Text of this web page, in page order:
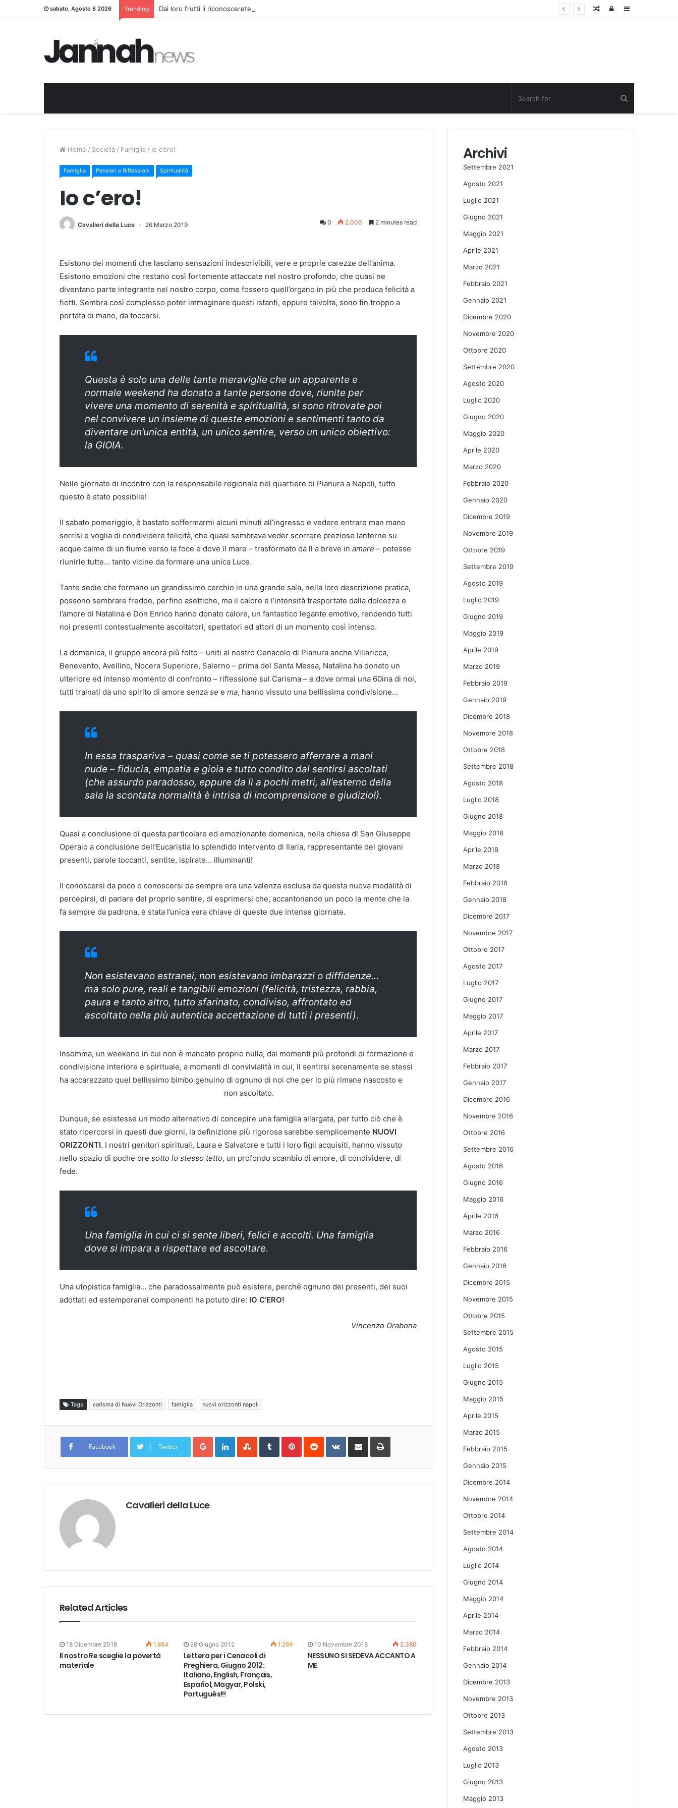
sabato, Agosto 8 2026 Trending Dai loro frutti li riconoscerete Sidebar
Log
Random
Home / Società / Famiglia / Io c’ero!
Famiglia Pensieri e Riflessioni Spiritualità
Io c’ero!
Cavalieri della Luce 26 Marzo 2019 0 2.006 2 minutes read
Esistono dei momenti che lasciano sensazioni indescrivibili, vere e proprie carezze dell’anima.
Esistono emozioni che restano così fortemente attaccate nel nostro profondo, che quasi ne
diventano parte integrante nel nostro corpo, come fossero quell’organo in più che produca felicità a
fiotti. Sembra così complesso poter immaginare questi istanti, eppure talvolta, sono fin troppo a
portata di mano, da toccarsi.
Questa è solo una delle tante meraviglie che un apparente e
normale weekend ha donato a tante persone dove, riunite per
vivere una momento di serenità e spiritualità, si sono ritrovate poi
nel convivere un insieme di queste emozioni e sentimenti tanto da
diventare un’unica entità, un unico sentire, verso un unico obiettivo:
la GIOIA.
Nelle giornate di incontro con la responsabile regionale nel quartiere di Pianura a Napoli, tutto
questo è stato possibile!
Il sabato pomeriggio, è bastato soffermarmi alcuni minuti all’ingresso e vedere entrare man mano
sorrisi e voglia di condividere felicità, che quasi sembrava veder scorrere preziose lanterne su
acque calme di un fiume verso la foce e dove il mare – trasformato da lì a breve in amare – potesse
riunirle tutte… tanto vicine da formare una unica Luce.
Tante sedie che formano un grandissimo cerchio in una grande sala, nella loro descrizione pratica,
possono sembrare fredde, perfino asettiche, ma il calore e l’intensità trasportate dalla dolcezza e
l’amore di Natalina e Don Enrico hanno donato calore, un fantastico legante emotivo, rendendo tutti
noi presenti contestualmente ascoltatori, spettatori ed attori di un momento così intenso.
La domenica, il gruppo ancora più folto – uniti al nostro Cenacolo di Pianura anche Villaricca,
Benevento, Avellino, Nocera Superiore, Salerno – prima del Santa Messa, Natalina ha donato un
ulteriore ed intenso momento di confronto – riflessione sul Carisma – e dove ormai una 60ina di noi,
tutti trainati da uno spirito di amore senza se e ma, hanno vissuto una bellissima condivisione…
In essa traspariva – quasi come se ti potessero afferrare a mani
nude – fiducia, empatia e gioia e tutto condito dal sentirsi ascoltati
(che assurdo paradosso, eppure da lì a pochi metri, all’esterno della
sala la scontata normalità è intrisa di incomprensione e giudizio!).
Quasi a conclusione di questa particolare ed emozionante domenica, nella chiesa di San Giuseppe
Operaio a conclusione dell’Eucaristia lo splendido intervento di Ilaria, rappresentante dei giovani
presenti, parole toccanti, sentite, ispirate… illuminanti!
Il conoscersi da poco o conoscersi da sempre era una valenza esclusa da questa nuova modalità di
percepirsi, di parlare del proprio sentire, di esprimersi che, accantonando un poco la mente che la
fa sempre da padrona, è stata l’unica vera chiave di queste due intense giornate.
Non esistevano estranei, non esistevano imbarazzi o diffidenze…
ma solo pure, reali e tangibili emozioni (felicità, tristezza, rabbia,
paura e tanto altro, tutto sfarinato, condiviso, affrontato ed
ascoltato nella più autentica accettazione di tutti i presenti).
Insomma, un weekend in cui non è mancato proprio nulla, dai momenti più profondi di formazione e
condivisione interiore e spirituale, a momenti di convivialità in cui, il sentirsi serenamente se stessi
ha accarezzato quel bellissimo bimbo genuino di ognuno di noi che per lo più rimane nascosto e
non ascoltato.
Dunque, se esistesse un modo alternativo di concepire una famiglia allargata, per tutto ciò che è
stato ripercorsi in questi due giorni, la definizione più rigorosa sarebbe semplicemente NUOVI
ORIZZONTI. I nostri genitori spirituali, Laura e Salvatore e tutti i loro figli acquisiti, hanno vissuto
nello spazio di poche ore sotto lo stesso tetto, un profondo scambio di amore, di condividere, di
fede.
Una famiglia in cui ci si sente liberi, felici e accolti. Una famiglia
dove si impara a rispettare ed ascoltare.
Una utopistica famiglia… che paradossalmente può esistere, perché ognuno dei presenti, dei suoi
adottati ed estemporanei componenti ha potuto dire: IO C’ERO!
Vincenzo Orabona
Tags carisma di Nuovi Orizzonti famiglia nuovi orizzonti napoli
Facebook Twitter
Google+LinkedInStumbleUpon
TumblrPinterestReddit VKontakteShare
Email
Print
Cavalieri della Luce
Related Articles
18 Dicembre 2018 1.884
Il nostro Re sceglie la povertà
materiale
28 Giugno 2012 1.269
Lettera per i Cenacoli di
Preghiera, Giugno 2012:
Italiano, English, Français,
Español, Magyar, Polski,
Português!!!
10 Novembre 2018 2.380
NESSUNO SI SEDEVA ACCANTO A
ME
Archivi
Settembre 2021
Agosto 2021
Luglio 2021
Giugno 2021
Maggio 2021
Aprile 2021
Marzo 2021
Febbraio 2021
Gennaio 2021
Dicembre 2020
Novembre 2020
Ottobre 2020
Settembre 2020
Agosto 2020
Luglio 2020
Giugno 2020
Maggio 2020
Aprile 2020
Marzo 2020
Febbraio 2020
Gennaio 2020
Dicembre 2019
Novembre 2019
Ottobre 2019
Settembre 2019
Agosto 2019
Luglio 2019
Giugno 2019
Maggio 2019
Aprile 2019
Marzo 2019
Febbraio 2019
Gennaio 2019
Dicembre 2018
Novembre 2018
Ottobre 2018
Settembre 2018
Agosto 2018
Luglio 2018
Giugno 2018
Maggio 2018
Aprile 2018
Marzo 2018
Febbraio 2018
Gennaio 2018
Dicembre 2017
Novembre 2017
Ottobre 2017
Agosto 2017
Luglio 2017
Giugno 2017
Maggio 2017
Aprile 2017
Marzo 2017
Febbraio 2017
Gennaio 2017
Dicembre 2016
Novembre 2016
Ottobre 2016
Settembre 2016
Agosto 2016
Giugno 2016
Maggio 2016
Aprile 2016
Marzo 2016
Febbraio 2016
Gennaio 2016
Dicembre 2015
Novembre 2015
Ottobre 2015
Settembre 2015
Agosto 2015
Luglio 2015
Giugno 2015
Maggio 2015
Aprile 2015
Marzo 2015
Febbraio 2015
Gennaio 2015
Dicembre 2014
Novembre 2014
Ottobre 2014
Settembre 2014
Agosto 2014
Luglio 2014
Giugno 2014
Maggio 2014
Aprile 2014
Marzo 2014
Febbraio 2014
Gennaio 2014
Dicembre 2013
Novembre 2013
Ottobre 2013
Settembre 2013
Agosto 2013
Luglio 2013
Giugno 2013
Maggio 2013